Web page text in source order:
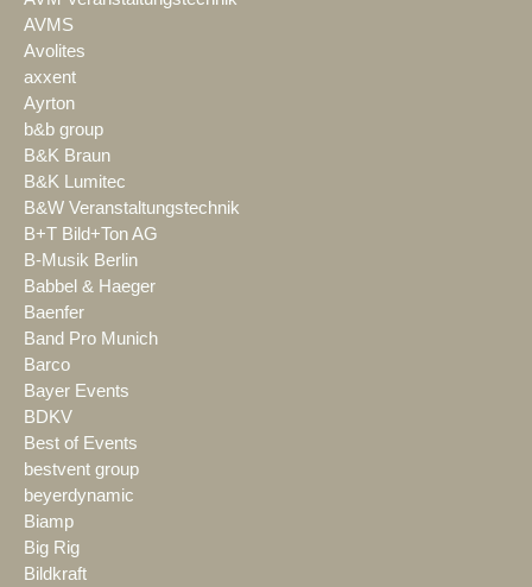
AVMS
Avolites
axxent
Ayrton
b&b group
B&K Braun
B&K Lumitec
B&W Veranstaltungstechnik
B+T Bild+Ton AG
B-Musik Berlin
Babbel & Haeger
Baenfer
Band Pro Munich
Barco
Bayer Events
BDKV
Best of Events
bestvent group
beyerdynamic
Biamp
Big Rig
Bildkraft